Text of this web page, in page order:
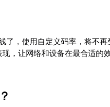
了，使用自定义码率，将不再
，让网络和设备在最合适的